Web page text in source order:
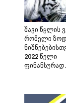
შავი წყლის
რომელი
2022 წელი